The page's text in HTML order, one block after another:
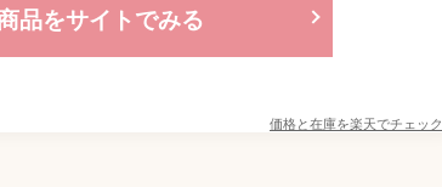
品をサイトでみる
価格と在庫を楽天でチェック